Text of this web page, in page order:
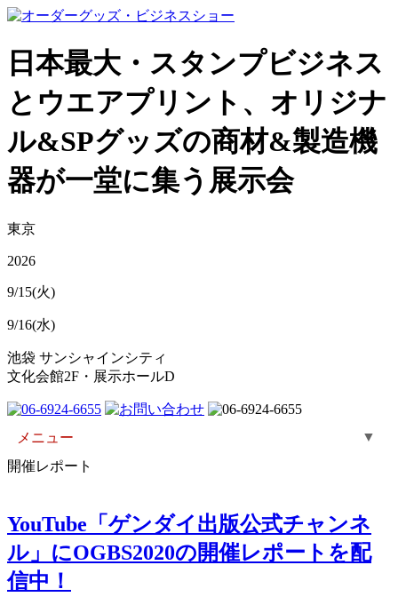
日本最大・スタンプビジネス
とウエアプリント、オリジナ
ル&SPグッズの商材&製造機
器が一堂に集う展示会
東京
2026
9/15(火)
9/16(水)
池袋 サンシャインシティ
文化会館2F・展示ホールD
メニュー
▼
開催レポート
YouTube「ゲンダイ出版公式チャンネ
ル」にOGBS2020の開催レポートを配
信中！